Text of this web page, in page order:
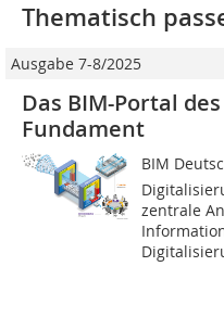
Thematisch
Ausgabe 7-8/2025
Das BIM-Portal
Fundament
BIM
zentrale